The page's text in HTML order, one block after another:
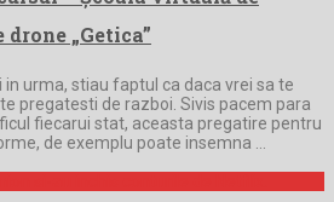
„Getica”
in urma, stiau faptul ca daca vrei sa te
pregatesti de razboi. Sivis pacem para
fiecarui stat, aceasta pregatire pentru
de exemplu poate insemna …